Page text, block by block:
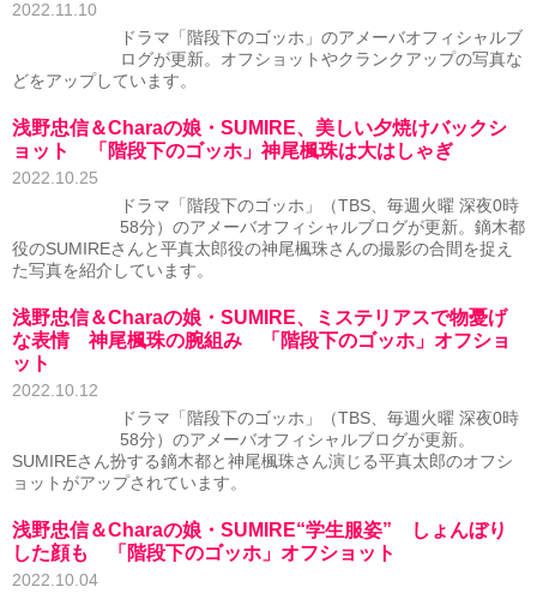
2022.11.10
ドラマ「階段下のゴッホ」のアメーバオフィシャルブ
ログが更新。オフショットやクランクアップの写真な
どをアップしています。
浅野忠信＆Charaの娘・SUMIRE、美しい夕焼けバックシ
ョット 「階段下のゴッホ」神尾楓珠は大はしゃぎ
2022.10.25
ドラマ「階段下のゴッホ」（TBS、毎週火曜 深夜0時
58分）のアメーバオフィシャルブログが更新。鏑木都
役のSUMIREさんと平真太郎役の神尾楓珠さんの撮影の合間を捉え
た写真を紹介しています。
浅野忠信＆Charaの娘・SUMIRE、ミステリアスで物憂げ
な表情 神尾楓珠の腕組み 「階段下のゴッホ」オフショ
ット
2022.10.12
ドラマ「階段下のゴッホ」（TBS、毎週火曜 深夜0時
58分）のアメーバオフィシャルブログが更新。
SUMIREさん扮する鏑木都と神尾楓珠さん演じる平真太郎のオフシ
ョットがアップされています。
浅野忠信＆Charaの娘・SUMIRE“学生服姿” しょんぼり
した顔も 「階段下のゴッホ」オフショット
2022.10.04